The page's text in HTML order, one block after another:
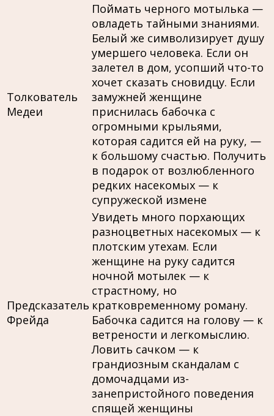
Толкователь
Медеи
Поймать черного мотылька —
овладеть тайными знаниями.
Белый же символизирует душу
умершего человека. Если он
залетел в дом, усопший что-то
хочет сказать сновидцу. Если
замужней женщине
приснилась бабочка с
огромными крыльями,
которая садится ей на руку, —
к большому счастью. Получить
в подарок от возлюбленного
редких насекомых — к
супружеской измене
Предсказатель
Фрейда
Увидеть много порхающих
разноцветных насекомых — к
плотским утехам. Если
женщине на руку садится
ночной мотылек — к
страстному, но
кратковременному роману.
Бабочка садится на голову — к
ветрености и легкомыслию.
Ловить сачком — к
грандиозным скандалам с
домочадцами из-
занепристойного поведения
спящей женщины